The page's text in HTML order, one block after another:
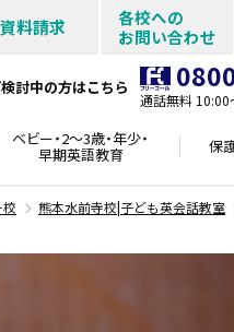
資料請求
各校への
お問い合わせ
討中の方はこちら
通話無料 10:00
ベビー・2～3歳・年少・
早期英語教育 保
熊本水前寺校|子ども英会話教室